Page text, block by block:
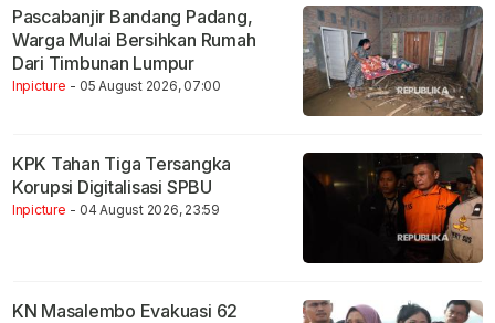
Pascabanjir Bandang Padang,
Warga Mulai Bersihkan Rumah
Dari Timbunan Lumpur
Inpicture - 05 August 2026, 07:00
KPK Tahan Tiga Tersangka
Korupsi Digitalisasi SPBU
Inpicture - 04 August 2026, 23:59
KN Masalembo Evakuasi 62